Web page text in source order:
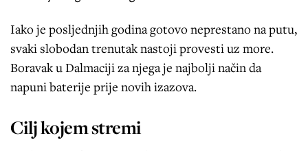
Iako je posljednjih godina gotovo neprestano na putu,
svaki slobodan trenutak nastoji provesti uz more.
Boravak u Dalmaciji za njega je najbolji način da
napuni baterije prije novih izazova.
Cilj kojem stremi